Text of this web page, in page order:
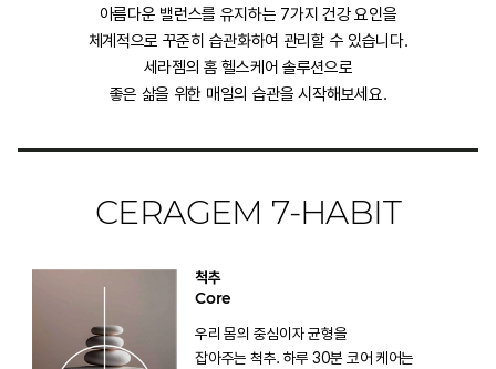
아름다운 밸런스를 유지하는 7가지 건강 요인을
체계적으로 꾸준히 습관화하여 관리할 수 있습니다.
세라젬의 홈 헬스케어 솔루션으로
좋은 삶을 위한 매일의 습관을 시작해보세요.
CERAGEM 7-HABIT
척추
Core
우리 몸의 중심이자 균형을
잡아주는 척추. 하루 30분 코어 케어는